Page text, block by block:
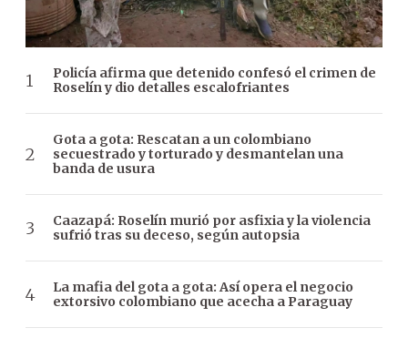
Policía afirma que detenido confesó el crimen de
Roselín y dio detalles escalofriantes
Gota a gota: Rescatan a un colombiano
secuestrado y torturado y desmantelan una
banda de usura
Caazapá: Roselín murió por asfixia y la violencia
sufrió tras su deceso, según autopsia
La mafia del gota a gota: Así opera el negocio
extorsivo colombiano que acecha a Paraguay